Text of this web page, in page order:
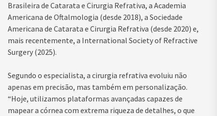
Brasileira de Catarata e Cirurgia Refrativa, a Academia
Americana de Oftalmologia (desde 2018), a Sociedade
Americana de Catarata e Cirurgia Refrativa (desde 2020) e,
mais recentemente, a International Society of Refractive
Surgery (2025).
Segundo o especialista, a cirurgia refrativa evoluiu não
apenas em precisão, mas também em personalização.
“Hoje, utilizamos plataformas avançadas capazes de
mapear a córnea com extrema riqueza de detalhes, o que